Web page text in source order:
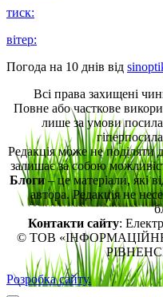
тиск:
вітер:
Погода на 10 днів від
Всі права захищені
Повне або часткове
лише за умови
Редакція може не поділяти
залишає за собою
Блоги– це матеріали, які
автора. Редакція не несе
Контакти сайту:
© ТОВ
Розробка сайту.